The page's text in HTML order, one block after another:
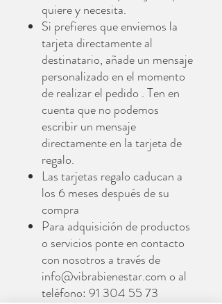
quiere y necesita.
Si prefieres que enviemos la
tarjeta directamente al
destinatario, añade un mensaje
personalizado en el momento
de realizar el pedido . Ten en
cuenta que no podemos
escribir un mensaje
directamente en la tarjeta de
regalo.
Las tarjetas regalo caducan a
los 6 meses después de su
compra
Para adquisición de productos
o servicios ponte en contacto
con nosotros a través de
info@vibrabienestar.com o al
teléfono: 91 304 55 73